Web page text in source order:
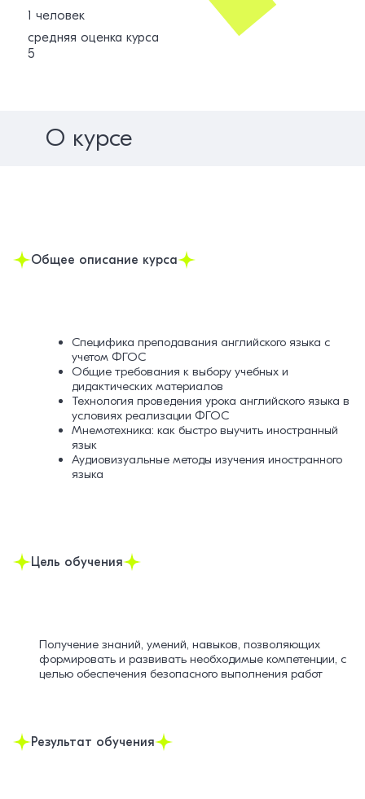
1 человек
средняя оценка курса
5
О курсе
Общее описание курса
Специфика преподавания английского языка с
учетом ФГОС
Общие требования к выбору учебных и
дидактических материалов
Технология проведения урока английского языка в
условиях реализации ФГОС
Мнемотехника: как быстро выучить иностранный
язык
Аудиовизуальные методы изучения иностранного
языка
Цель обучения
Получение знаний, умений, навыков, позволяющих
формировать и развивать необходимые компетенции, с
целью обеспечения безопасного выполнения работ
Результат обучения